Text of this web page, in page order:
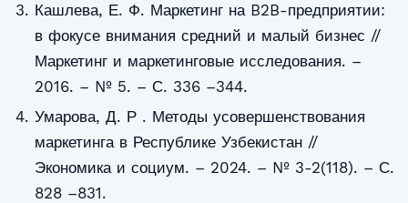
Кашлева, Е. Ф. Маркетинг на B2B-предприятии:
в фокусе внимания средний и малый бизнес //
Маркетинг и маркетинговые исследования. –
2016. – № 5. – С. 336 –344.
Умарова, Д. Р . Методы усовершенствования
маркетинга в Республике Узбекистан //
Экономика и социум. – 2024. – № 3-2(118). – С.
828 –831.